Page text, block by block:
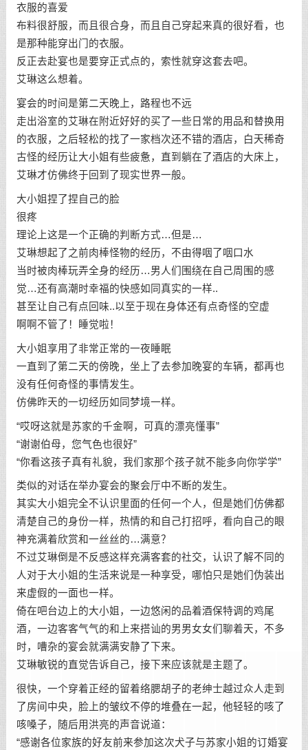
衣服的喜爱
布料很舒服，而且很合身，而且自己穿起来真的很好看，也
是那种能穿出门的衣服。
反正去赴宴也是要穿正式点的，索性就穿这套去吧。
艾琳这么想着。
宴会的时间是第二天晚上，路程也不远
走出浴室的艾琳在附近好好的买了一些日常的用品和替换用
的衣服，之后轻松的找了一家档次还不错的酒店，白天稀奇
古怪的经历让大小姐有些疲惫，直到躺在了酒店的大床上，
艾琳才仿佛终于回到了现实世界一般。
大小姐捏了捏自己的脸
很疼
理论上这是一个正确的判断方式…但是…
艾琳想起了之前肉棒怪物的经历，不由得咽了咽口水
当时被肉棒玩弄全身的经历…男人们围绕在自己周围的感
觉…还有高潮时幸福的快感如同真实的一样..
甚至让自己有点回味..以至于现在身体还有点奇怪的空虚
啊啊不管了！睡觉啦！
大小姐享用了非常正常的一夜睡眠
一直到了第二天的傍晚，坐上了去参加晚宴的车辆，都再也
没有任何奇怪的事情发生。
仿佛昨天的一切经历如同梦境一样。
“哎呀这就是苏家的千金啊，可真的漂亮懂事”
“谢谢伯母，您气色也很好”
“你看这孩子真有礼貌，我们家那个孩子就不能多向你学学”
类似的对话在举办宴会的聚会厅中不断的发生。
其实大小姐完全不认识里面的任何一个人，但是她们仿佛都
清楚自己的身份一样，热情的和自己打招呼，看向自己的眼
神充满着欣赏和一丝丝的…满意？
不过艾琳倒是不反感这样充满客套的社交，认识了解不同的
人对于大小姐的生活来说是一种享受，哪怕只是她们伪装出
来虚假的一面也一样。
倚在吧台边上的大小姐，一边悠闲的品着酒保特调的鸡尾
酒，一边客客气气的和上来搭讪的男男女女们聊着天，不多
时，嘈杂的宴会就满满安静了下来。
艾琳敏锐的直觉告诉自己，接下来应该就是主题了。
很快，一个穿着正经的留着络腮胡子的老绅士越过众人走到
了房间中央，脸上的皱纹不停的堆叠在一起，他轻轻的咳了
咳嗓子，随后用洪亮的声音说道：
“感谢各位家族的好友前来参加这次犬子与苏家小姐的订婚宴